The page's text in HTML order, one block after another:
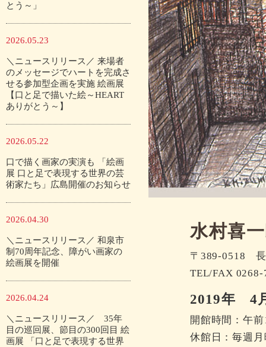
とう～」
2026.05.23
＼ニュースリリース／ 来場者
のメッセージでハートを完成さ
せる参加型企画を実施 絵画展
【口と足で描いた絵～HEART
ありがとう～】
2026.05.22
口で描く画家の実演も 「絵画
展 口と足で表現する世界の芸
術家たち」広島開催のお知らせ
2026.04.30
＼ニュースリリース／ 和泉市
制70周年記念、障がい画家の
絵画展を開催
2026.04.24
＼ニュースリリース／ 35年
目の巡回展、節目の300回目 絵
画展 「口と足で表現する世界
水村喜
〒389-0518 長
TEL/FAX
2019年 4
開館時間：午
休館日：毎週